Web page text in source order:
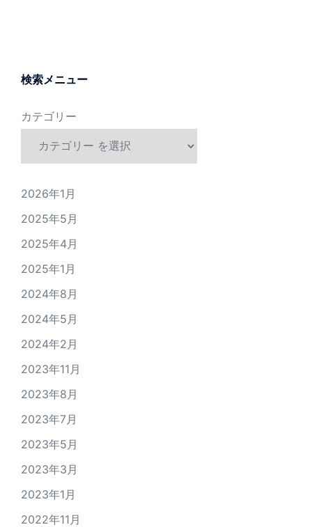
検索メニュー
カテゴリー
2026年1月
2025年5月
2025年4月
2025年1月
2024年8月
2024年5月
2024年2月
2023年11月
2023年8月
2023年7月
2023年5月
2023年3月
2023年1月
2022年11月